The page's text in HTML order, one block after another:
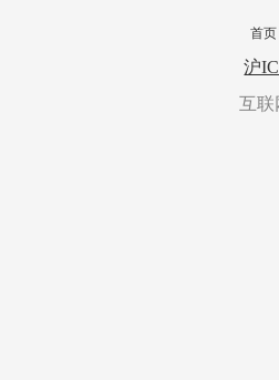
首页
转
沪
互联